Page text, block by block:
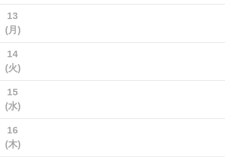
13
(月)
14
(火)
15
(水)
16
(木)